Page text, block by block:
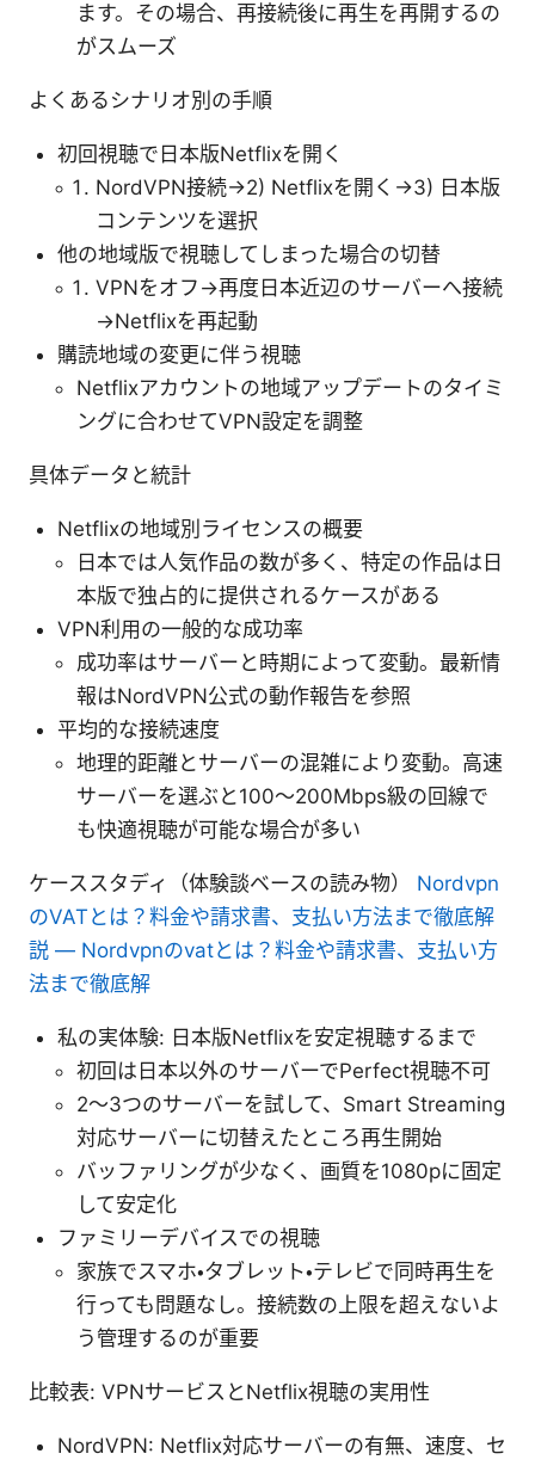
ます。その場合、再接続後に再生を再開するの
がスムーズ
よくあるシナリオ別の手順
初回視聴で日本版Netflixを開く
NordVPN接続→2) Netflixを開く→3) 日本版
コンテンツを選択
他の地域版で視聴してしまった場合の切替
VPNをオフ→再度日本近辺のサーバーへ接続
→Netflixを再起動
購読地域の変更に伴う視聴
Netflixアカウントの地域アップデートのタイミ
ングに合わせてVPN設定を調整
具体データと統計
Netflixの地域別ライセンスの概要
日本では人気作品の数が多く、特定の作品は日
本版で独占的に提供されるケースがある
VPN利用の一般的な成功率
成功率はサーバーと時期によって変動。最新情
報はNordVPN公式の動作報告を参照
平均的な接続速度
地理的距離とサーバーの混雑により変動。高速
サーバーを選ぶと100～200Mbps級の回線で
も快適視聴が可能な場合が多い
ケーススタディ（体験談ベースの読み物） Nordvpn
のVATとは？料金や請求書、支払い方法まで徹底解
説 — Nordvpnのvatとは？料金や請求書、支払い方
法まで徹底解
私の実体験: 日本版Netflixを安定視聴するまで
初回は日本以外のサーバーでPerfect視聴不可
2～3つのサーバーを試して、Smart Streaming
対応サーバーに切替えたところ再生開始
バッファリングが少なく、画質を1080pに固定
して安定化
ファミリーデバイスでの視聴
家族でスマホ・タブレット・テレビで同時再生を
行っても問題なし。接続数の上限を超えないよ
う管理するのが重要
比較表: VPNサービスとNetflix視聴の実用性
NordVPN: Netflix対応サーバーの有無、速度、セ